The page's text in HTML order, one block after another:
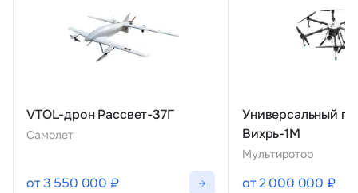
VTOL-дрон Рассвет-37Г
Самолет
от 3 550 000 ₽
Универсальный
Вихрь-1М
Мультиротор
от 2 000 000 ₽